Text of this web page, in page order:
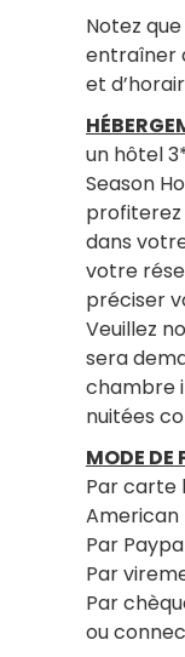
Notez
entraîner
et
un hôtel
Season
profiterez
dans
votre
préciser
Veuillez
sera
chambre
nuitées
MODE DE
Par carte
American
Par
Par
Par
ou